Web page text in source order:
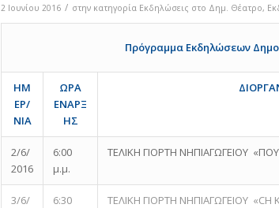
2 Ιουνίου 2016 / στην κατηγορία Eκδηλώσεις στο Δημ. Θέατρο,
Πρόγραμμα Εκδηλώσεων
ΗΜ
ΕΡ/
ΝΙΑ
ΩΡΑ
ΕΝΑΡΞ
ΗΣ
2/6/
2016
6:00
μ.μ.
ΤΕΛΙΚΗ ΓΙΟΡΤΗ ΝΗΠΙΑΓΩΓΕΙΟΥ
3/6/
6:30
ΤΕΛΙΚΗ ΓΙΟΡΤΗ ΝΗΠΙΑΓΩΓΕΙΟΥ «CH